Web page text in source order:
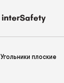
Угольники плоские